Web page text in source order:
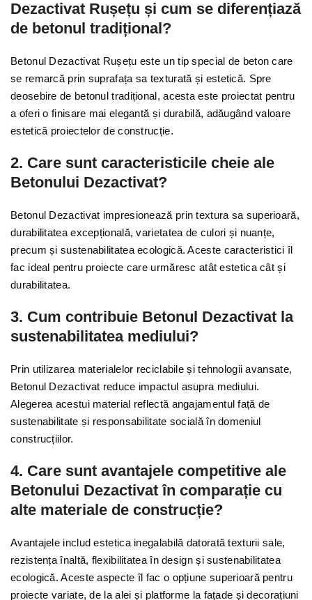
Dezactivat Rușețu și cum se diferențiază
de betonul tradițional?
Betonul Dezactivat Rușețu este un tip special de beton care
se remarcă prin suprafața sa texturată și estetică. Spre
deosebire de betonul tradițional, acesta este proiectat pentru
a oferi o finisare mai elegantă și durabilă, adăugând valoare
estetică proiectelor de construcție.
2. Care sunt caracteristicile cheie ale
Betonului Dezactivat?
Betonul Dezactivat impresionează prin textura sa superioară,
durabilitatea excepțională, varietatea de culori și nuanțe,
precum și sustenabilitatea ecologică. Aceste caracteristici îl
fac ideal pentru proiecte care urmăresc atât estetica cât și
durabilitatea.
3. Cum contribuie Betonul Dezactivat la
sustenabilitatea mediului?
Prin utilizarea materialelor reciclabile și tehnologii avansate,
Betonul Dezactivat reduce impactul asupra mediului.
Alegerea acestui material reflectă angajamentul față de
sustenabilitate și responsabilitate socială în domeniul
construcțiilor.
4. Care sunt avantajele competitive ale
Betonului Dezactivat în comparație cu
alte materiale de construcție?
Avantajele includ estetica inegalabilă datorată texturii sale,
rezistența înaltă, flexibilitatea în design și sustenabilitatea
ecologică. Aceste aspecte îl fac o opțiune superioară pentru
proiecte variate, de la alei și platforme la fațade și decorațiuni